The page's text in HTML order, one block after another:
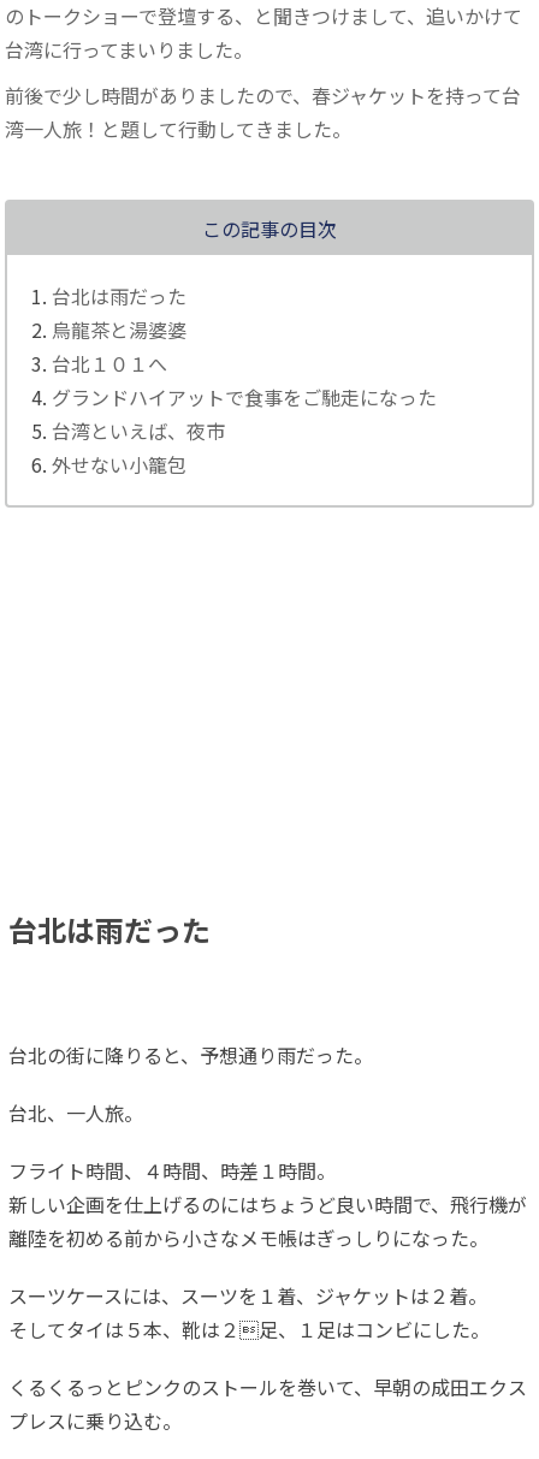
のトークショーで登壇する、と聞きつけまして、追いかけて
台湾に行ってまいりました。
前後で少し時間がありましたので、春ジャケットを持って台
湾一人旅！と題して行動してきました。
この記事の目次
台北は雨だった
烏龍茶と湯婆婆
台北１０１へ
グランドハイアットで食事をご馳走になった
台湾といえば、夜市
外せない小籠包
台北は雨だった
台北の街に降りると、予想通り雨だった。
台北、一人旅。
フライト時間、４時間、時差１時間。
新しい企画を仕上げるのにはちょうど良い時間で、飛行機が
離陸を初める前から小さなメモ帳はぎっしりになった。
スーツケースには、スーツを１着、ジャケットは２着。
そしてタイは５本、靴は２足、１足はコンビにした。
くるくるっとピンクのストールを巻いて、早朝の成田エクス
プレスに乗り込む。